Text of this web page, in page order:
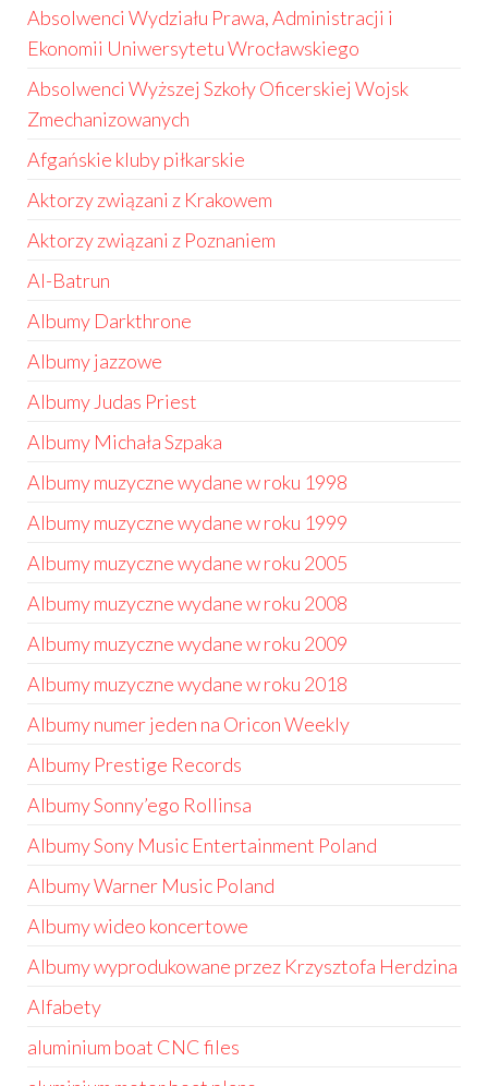
Absolwenci Wydziału Prawa, Administracji i
Ekonomii Uniwersytetu Wrocławskiego
Absolwenci Wyższej Szkoły Oficerskiej Wojsk
Zmechanizowanych
Afgańskie kluby piłkarskie
Aktorzy związani z Krakowem
Aktorzy związani z Poznaniem
Al-Batrun
Albumy Darkthrone
Albumy jazzowe
Albumy Judas Priest
Albumy Michała Szpaka
Albumy muzyczne wydane w roku 1998
Albumy muzyczne wydane w roku 1999
Albumy muzyczne wydane w roku 2005
Albumy muzyczne wydane w roku 2008
Albumy muzyczne wydane w roku 2009
Albumy muzyczne wydane w roku 2018
Albumy numer jeden na Oricon Weekly
Albumy Prestige Records
Albumy Sonny’ego Rollinsa
Albumy Sony Music Entertainment Poland
Albumy Warner Music Poland
Albumy wideo koncertowe
Albumy wyprodukowane przez Krzysztofa Herdzina
Alfabety
aluminium boat CNC files